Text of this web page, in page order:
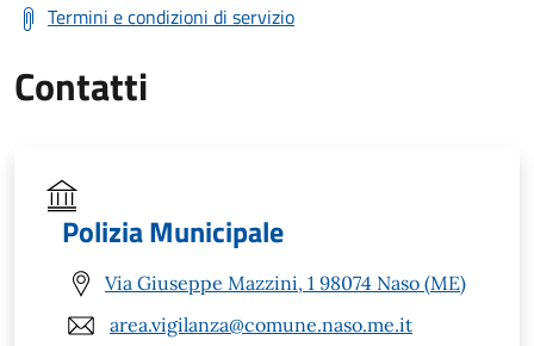
Termini e condizioni di servizio
Contatti
Polizia Municipale
Via Giuseppe Mazzini, 1 98074 Naso (ME)
area.vigilanza@comune.naso.me.it